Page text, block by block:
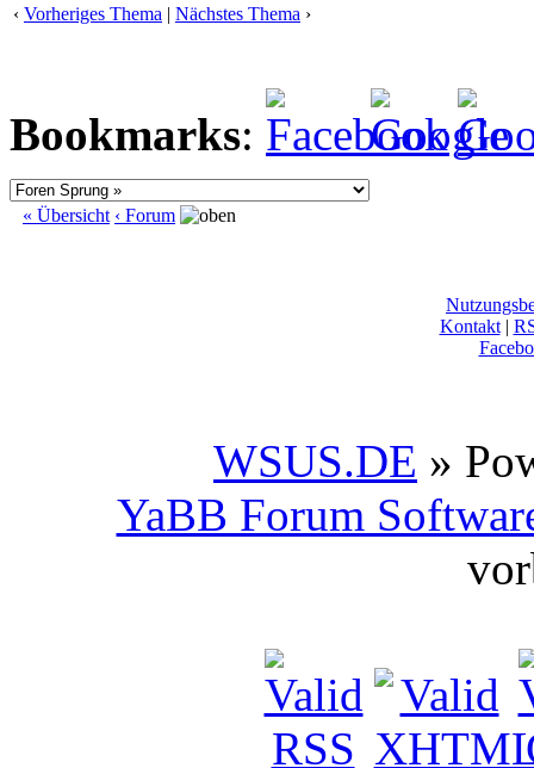
‹ Vorheriges Thema | Nächstes Thema ›
Bookmarks:
« Übersicht ‹ Forum
Kontakt|
WSUS.DE »
YaBB Forum